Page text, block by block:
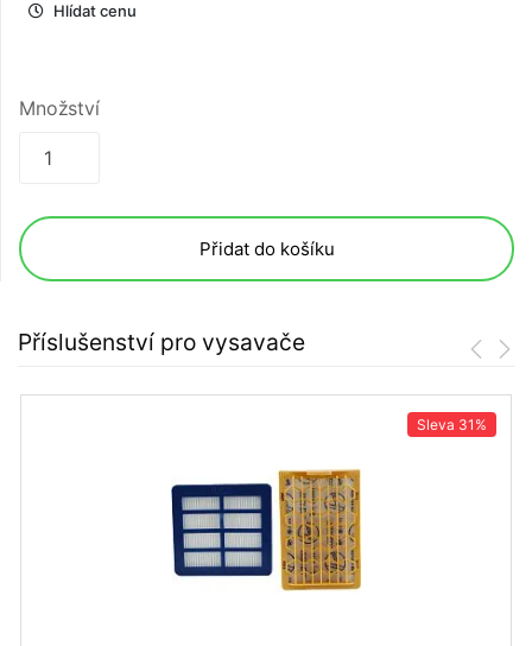
Hlídat cenu
Množství
Přidat do košíku
Příslušenství pro vysavače
Sleva 31%